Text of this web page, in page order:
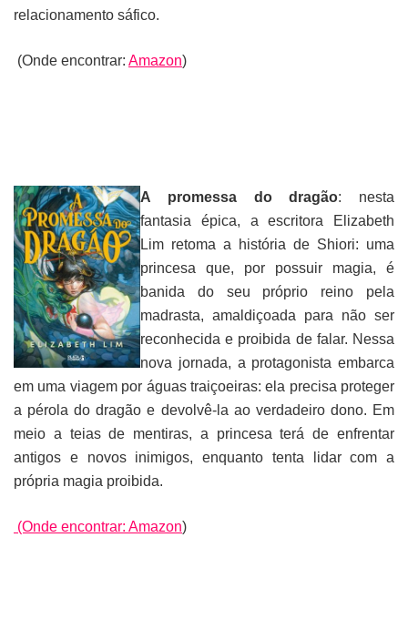
relacionamento sáfico.
(Onde encontrar: Amazon)
A promessa do dragão: nesta
fantasia épica, a escritora Elizabeth
Lim retoma a história de Shiori: uma
princesa que, por possuir magia, é
banida do seu próprio reino pela
madrasta, amaldiçoada para não ser
reconhecida e proibida de falar. Nessa
nova jornada, a protagonista embarca
em uma viagem por águas traiçoeiras: ela precisa proteger
a pérola do dragão e devolvê-la ao verdadeiro dono. Em
meio a teias de mentiras, a princesa terá de enfrentar
antigos e novos inimigos, enquanto tenta lidar com a
própria magia proibida.
(Onde encontrar: Amazon)